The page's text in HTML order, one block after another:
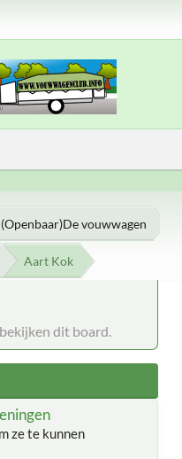
(Openbaar)De vouwwagen
Aart Kok
dit board.
ze te kunnen